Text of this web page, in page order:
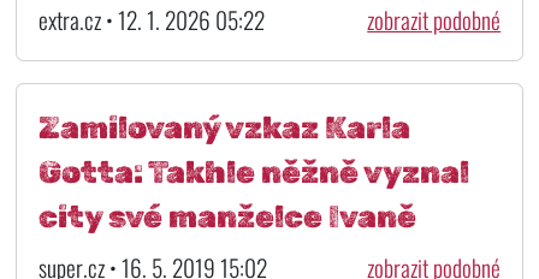
extra.cz • 12. 1. 2026 05:22 zobrazit podobné
Zamilovaný vzkaz Karla
Gotta: Takhle něžně vyznal
city své manželce Ivaně
super.cz • 16. 5. 2019 15:02 zobrazit podobné